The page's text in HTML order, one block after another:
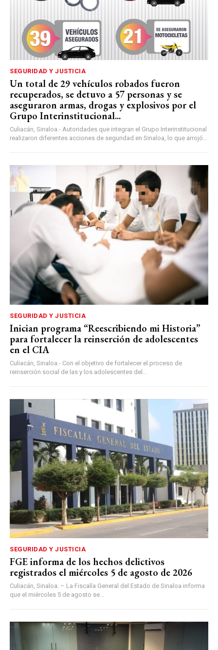
SEGURIDAD Y JUSTICIA
Un total de 29 vehículos robados fueron
recuperados, se detuvo a 57 personas y se
aseguraron armas, drogas y explosivos por el
Grupo Interinstitucional...
Culiacán, Sinaloa.- Autoridades que integran el Grupo Interinstitucional
realizaron diferentes acciones de seguridad en Sinaloa, lo que arrojó...
SEGURIDAD Y JUSTICIA
Inician programa “Reescribiendo mi Historia”
para fortalecer la reinserción de adolescentes
en el CIA
Culiacán, Sinaloa.- Con el objetivo de fortalecer el proceso de
reinserción social de las y los adolescentes del...
SEGURIDAD Y JUSTICIA
FGE informa de los hechos delictivos
registrados el miércoles 5 de agosto de 2026
Culiacán, Sinaloa. – La Fiscalía General del Estado de Sinaloa informa
que el miércoles 5 de agosto se...